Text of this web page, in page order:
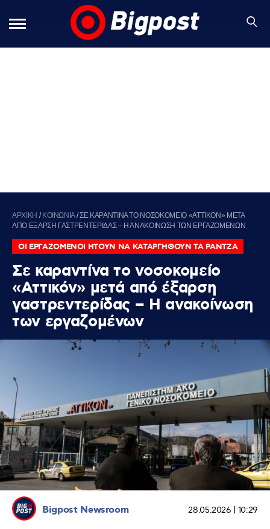
ΑΡΧΙΚΗ / ΚΟΙΝΩΝΙΑ/ΣΕ ΚΑΡΑΝΤΙΝΑ ΤΟ ΝΟΣΟΚΟΜΕΙΟ «ΑΤΤΙΚΟΝ» ΜΕΤΑ
ΑΠΟ ΕΞΑΡΣΗ ΓΑΣΤΡΕΝΤΕΡΙΔΑΣ – Η ΑΝΑΚΟΙΝΩΣΗ ΤΩΝ ΕΡΓΑΖΟΜΕΝΩΝ
ΟΙ ΕΡΓΑΖΟΜΕΝΟΙ ΗΤΟΥΝ ΝΑ ΚΑΤΑΡΓΗΘΟΥΝ ΤΑ ΡΑΝΤΖΑ
Σε καραντίνα το νοσοκομείο
«Αττικόν» μετά από έξαρση
γαστρεντερίδας – Η ανακοίνωση
των εργαζομένων
Bigpost Newsroom 28.05.2026 | 10:29